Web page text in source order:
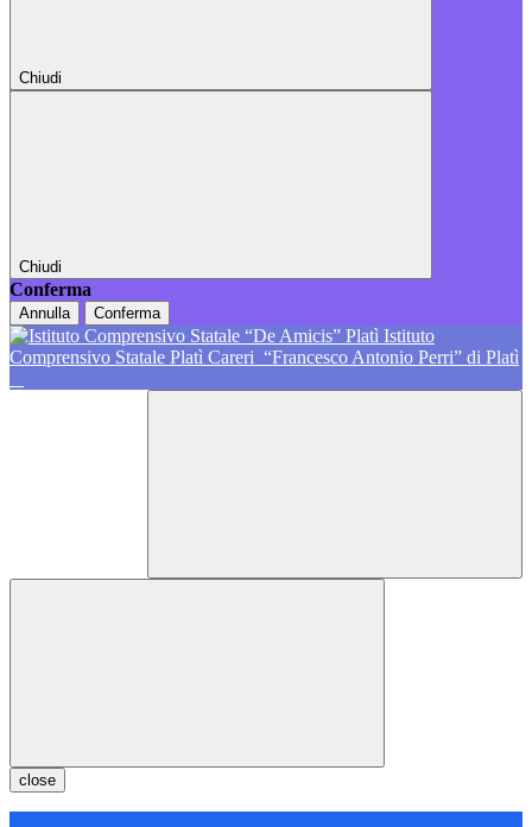
Chiudi
Chiudi
Conferma
Annulla Conferma
Istituto
Comprensivo Statale Platì Careri “Francesco Antonio Perri” di Platì
close